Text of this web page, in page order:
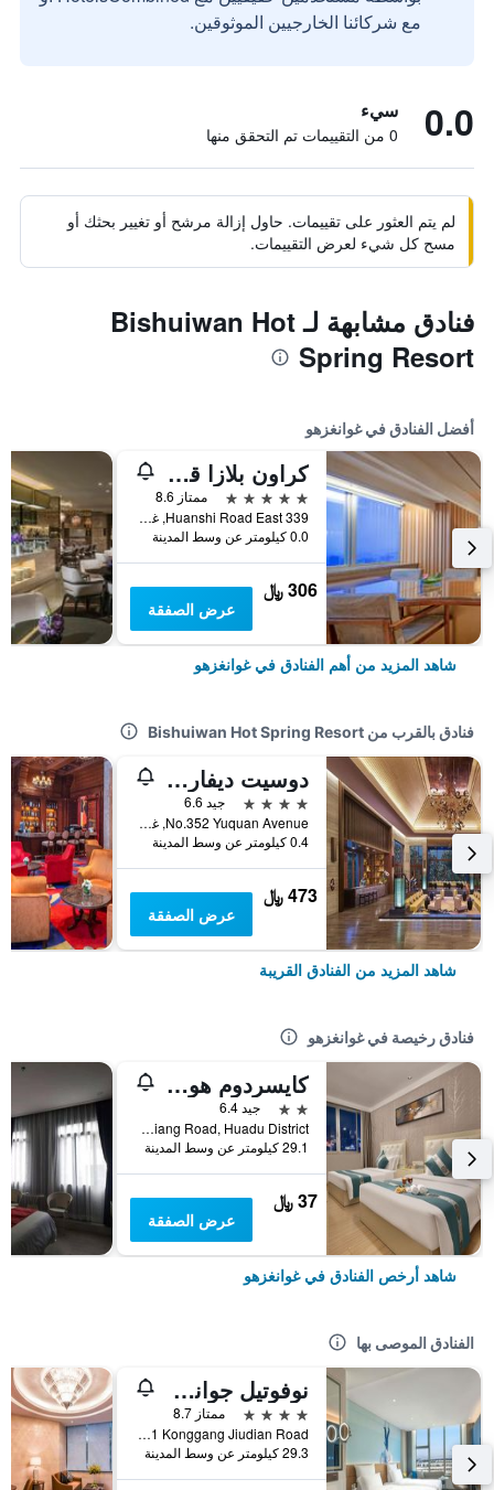
مع شركائنا الخارجيين الموثوقين.
0.0 سيء
0 من التقييمات تم التحقق منها
لم يتم العثور على تقييمات. حاول إزالة مرشح أو تغيير بحثك أو
مسح كل شيء لعرض التقييمات.
فنادق مشابهة لـ Bishuiwan Hot
Spring Resort
أفضل الفنادق في غوانغزهو
كراون بلازا قوانغتشو سيتي سنتر، أحد الفنادق من مجموعة فنادق إنتركونتيننتال - سكاي لاين 63 بار للاستمتاع بإطلالة على مدينة قوانغتشو
5 نجوم
ممتاز 8.6
339 Huanshi Road East, غوانغزهو, الصين
0.0 كيلومتر عن وسط المدينة
306 ﷼
عرض الصفقة
شاهد المزيد من أهم الفنادق في غوانغزهو
فنادق بالقرب من Bishuiwan Hot Spring Resort
دوسيت ديفارانا هوت سبرينجز آند سبا كونجهوا
4 نجوم
جيد 6.6
No.352 Yuquan Avenue, غوانغزهو, الصين
0.4 كيلومتر عن وسط المدينة
473 ﷼
عرض الصفقة
شاهد المزيد من الفنادق القريبة
فنادق رخيصة في غوانغزهو
كايسردوم هوتل أيربورت برانش
2 نجمتين
جيد 6.4
No. 2 Shunxiang Road, Huadu District, غوانغزهو, الصين
29.1 كيلومتر عن وسط المدينة
37 ﷼
عرض الصفقة
شاهد أرخص الفنادق في غوانغزهو
الفنادق الموصى بها
نوفوتيل جوانجشو بايون أيربورت
4 نجوم
ممتاز 8.7
No 1 Konggang Jiudian Road, غوانغزهو, الصين
29.3 كيلومتر عن وسط المدينة